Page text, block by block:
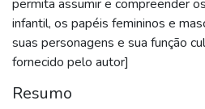
permita assumir e compreender
infantil, os papéis femininos e
suas personagens e sua função
fornecido pelo autor]
Resumo